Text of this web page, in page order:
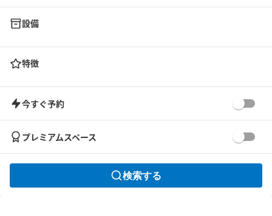
設備
特徴
今すぐ予約
プレミアムスペース
検索する